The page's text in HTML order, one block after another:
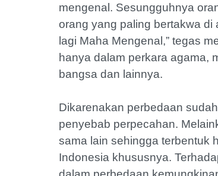
mengenal. Sesungguhnya
orang yang paling bertakwa
lagi Maha Mengenal,” tegas
hanya dalam perkara agama,
bangsa dan lainnya.
Dikarenakan perbedaan
penyebab perpecahan.
sama lain sehingga terbentuk
Indonesia khususnya.